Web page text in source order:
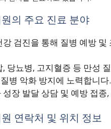
의 주요 진료 분야
강 검진을 통해 질병 예방
, 당뇨병, 고지혈증 등 만성
병 악화 방지에 노력합니다.
성장 발달 상담 및 예방 접
연락처 및 위치 정보